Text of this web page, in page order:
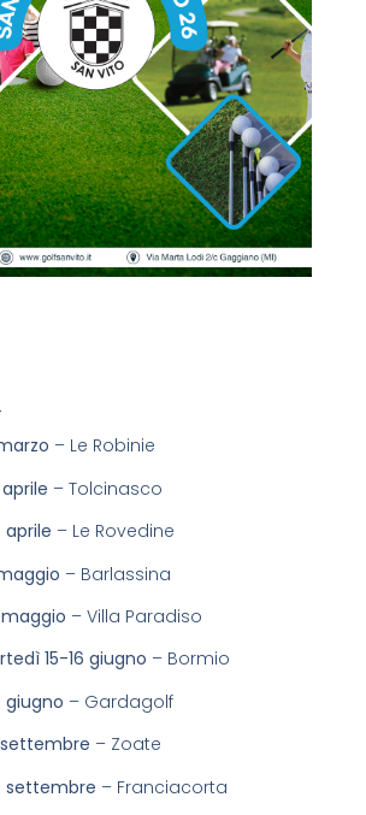
– Le Robinie
– Tolcinasco
– Le Rovedine
– Barlassina
– Villa Paradiso
15-16 giugno – Bormio
giugno – Gardagolf
– Zoate
settembre – Franciacorta